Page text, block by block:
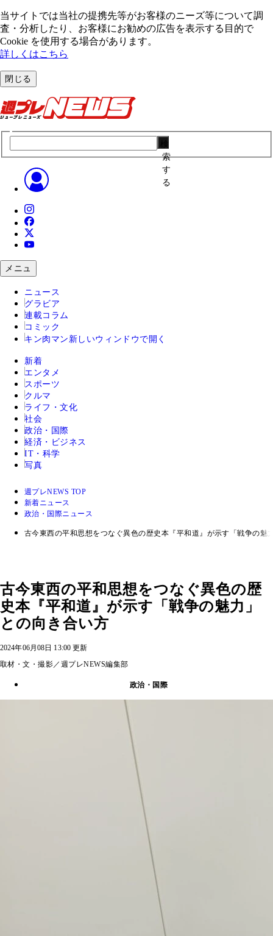
当サイトでは当社の提携先等がお客様のニーズ等について調
査・分析したり、お客様にお勧めの広告を表⽰する⽬的で
Cookie を使⽤する場合があります。
詳しくはこちら
閉じる
索
す
る
メニュ
ニュース
グラビア
連載コラム
コミック
キン肉マン 新しいウィンドウで開く
新着
エンタメ
スポーツ
クルマ
ライフ・文化
社会
政治・国際
経済・ビジネス
IT・科学
写真
週プレNEWS TOP
新着ニュース
政治・国際ニュース
古今東西の平和思想をつなぐ異色の歴史本『平和道』が示す「戦争の魅
古今東西の平和思想をつなぐ異色の歴
史本『平和道』が示す「戦争の魅力」
との向き合い方
2024年06月08日 13:00 更新
取材・文・撮影／週プレNEWS編集部
政治・国際